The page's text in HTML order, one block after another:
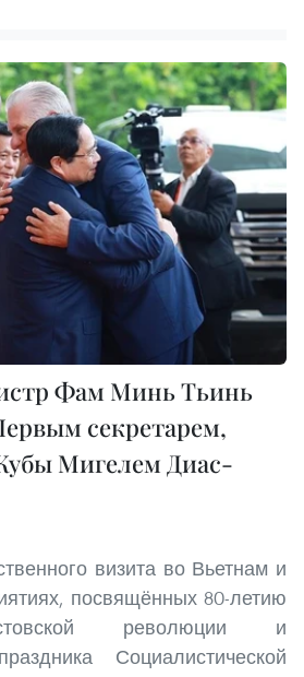
Фам Минь Тьинь
секретарем,
Мигелем Диас-
визита во Вьетнам и
посвящённых 80-летию
революции и
Социалистической